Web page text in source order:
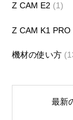
Z CAM E2 (1)
Z CAM K1 PRO
機材の使い方
最新